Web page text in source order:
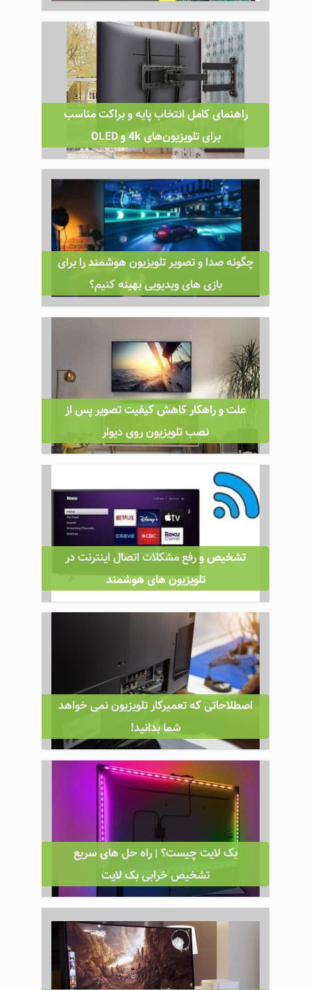
راهنمای کامل انتخاب پایه و براکت مناسب
برای تلویزیون‌های 4k و OLED
چگونه صدا و تصویر تلویزیون هوشمند را برای
بازی ‌های ویدیویی بهینه کنیم؟
علت و راهکار کاهش کیفیت تصویر پس از
نصب تلویزیون روی دیوار
تشخیص و رفع مشکلات اتصال اینترنت در
تلویزیون‌ های هوشمند
اصطلاحاتی که تعمیرکار تلویزیون نمی خواهد
شما بدانید!
بک لایت چیست؟ | راه حل های سریع
تشخیص خرابی بک لایت